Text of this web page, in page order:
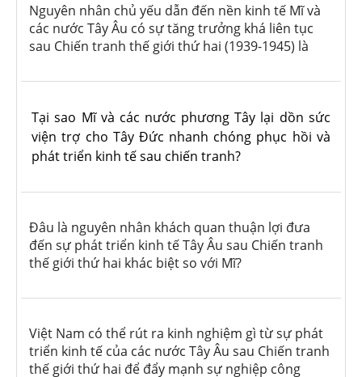
Nguyên nhân chủ yếu dẫn đến nền kinh tế Mĩ và
các nước Tây Âu có sự tăng trưởng khá liên tục
sau Chiến tranh thế giới thứ hai (1939-1945) là
Tại sao Mĩ và các nước phương Tây lại dồn sức
viện trợ cho Tây Đức nhanh chóng phục hồi và
phát triển kinh tế sau chiến tranh?
Đâu là nguyên nhân khách quan thuận lợi đưa
đến sự phát triển kinh tế Tây Âu sau Chiến tranh
thế giới thứ hai khác biệt so với Mĩ?
Việt Nam có thể rút ra kinh nghiệm gì từ sự phát
triển kinh tế của các nước Tây Âu sau Chiến tranh
thế giới thứ hai để đẩy mạnh sự nghiệp công